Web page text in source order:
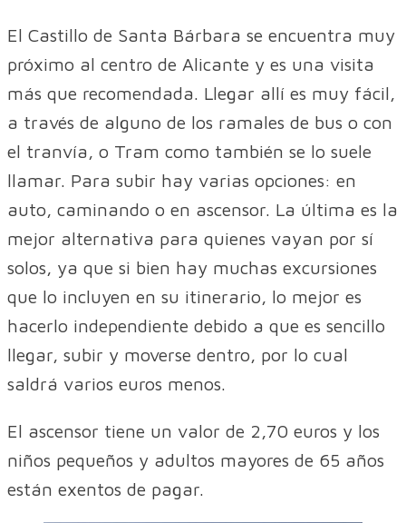
El Castillo de Santa Bárbara se encuentra muy
próximo al centro de Alicante y es una visita
más que recomendada. Llegar allí es muy fácil,
a través de alguno de los ramales de bus o con
el tranvía, o Tram como también se lo suele
llamar. Para subir hay varias opciones: en
auto, caminando o en ascensor. La última es la
mejor alternativa para quienes vayan por sí
solos, ya que si bien hay muchas excursiones
que lo incluyen en su itinerario, lo mejor es
hacerlo independiente debido a que es sencillo
llegar, subir y moverse dentro, por lo cual
saldrá varios euros menos.
El ascensor tiene un valor de 2,70 euros y los
niños pequeños y adultos mayores de 65 años
están exentos de pagar.